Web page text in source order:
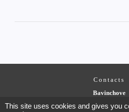
Contacts
Bavinchove
Rue de l'Eglise
This site uses cookies and gives you